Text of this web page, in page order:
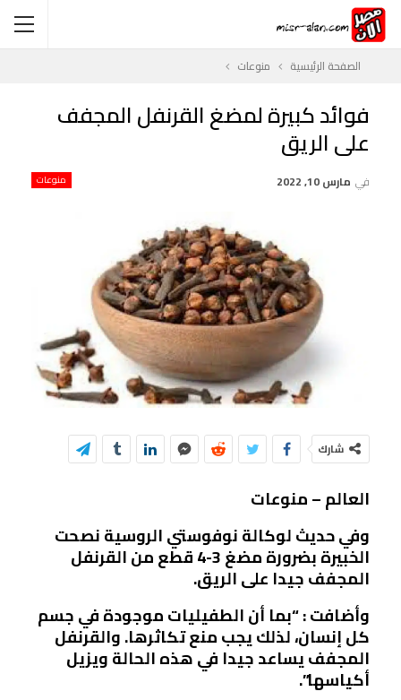
الصفحة الرئيسية منوعات
فوائد كبيرة لمضغ القرنفل المجفف
على الريق
منوعات في مارس 10, 2022
شارك
العالم – منوعات
وفي حديث لوكالة نوفوستي الروسية نصحت
الخبيرة بضرورة مضغ 3-4 قطع من القرنفل
المجفف جيدا على الريق.
وأضافت : “بما أن الطفيليات موجودة في جسم
كل إنسان، لذلك يجب منع تكاثرها. والقرنفل
المجفف يساعد جيدا في هذه الحالة ويزيل
أكياسها”.